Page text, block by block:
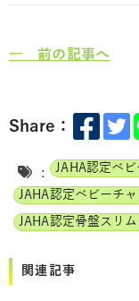
← 前の記事へ
Share：
:
関連記事